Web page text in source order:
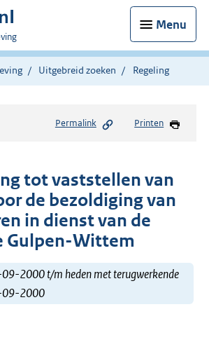
Menu
Uitgebreid zoeken Regeling
Permalink Printen
tot vaststellen van
de bezoldiging van
in dienst van de
Gulpen-Wittem
2000 t/m heden met terugwerkende
09-2000